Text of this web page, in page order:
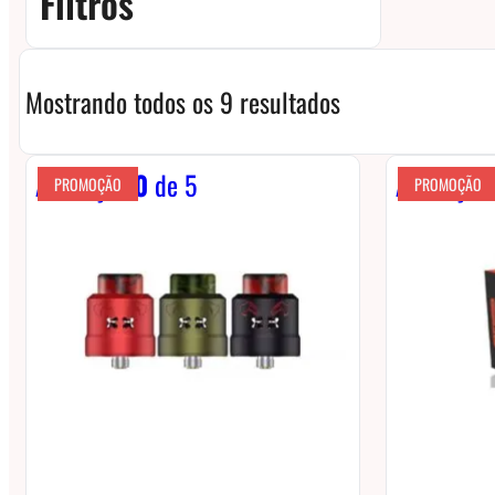
Mostrando todos os 9 resultados
Avaliação 0 de 5
PROMOÇÃO Avaliação
PROMOÇÃO